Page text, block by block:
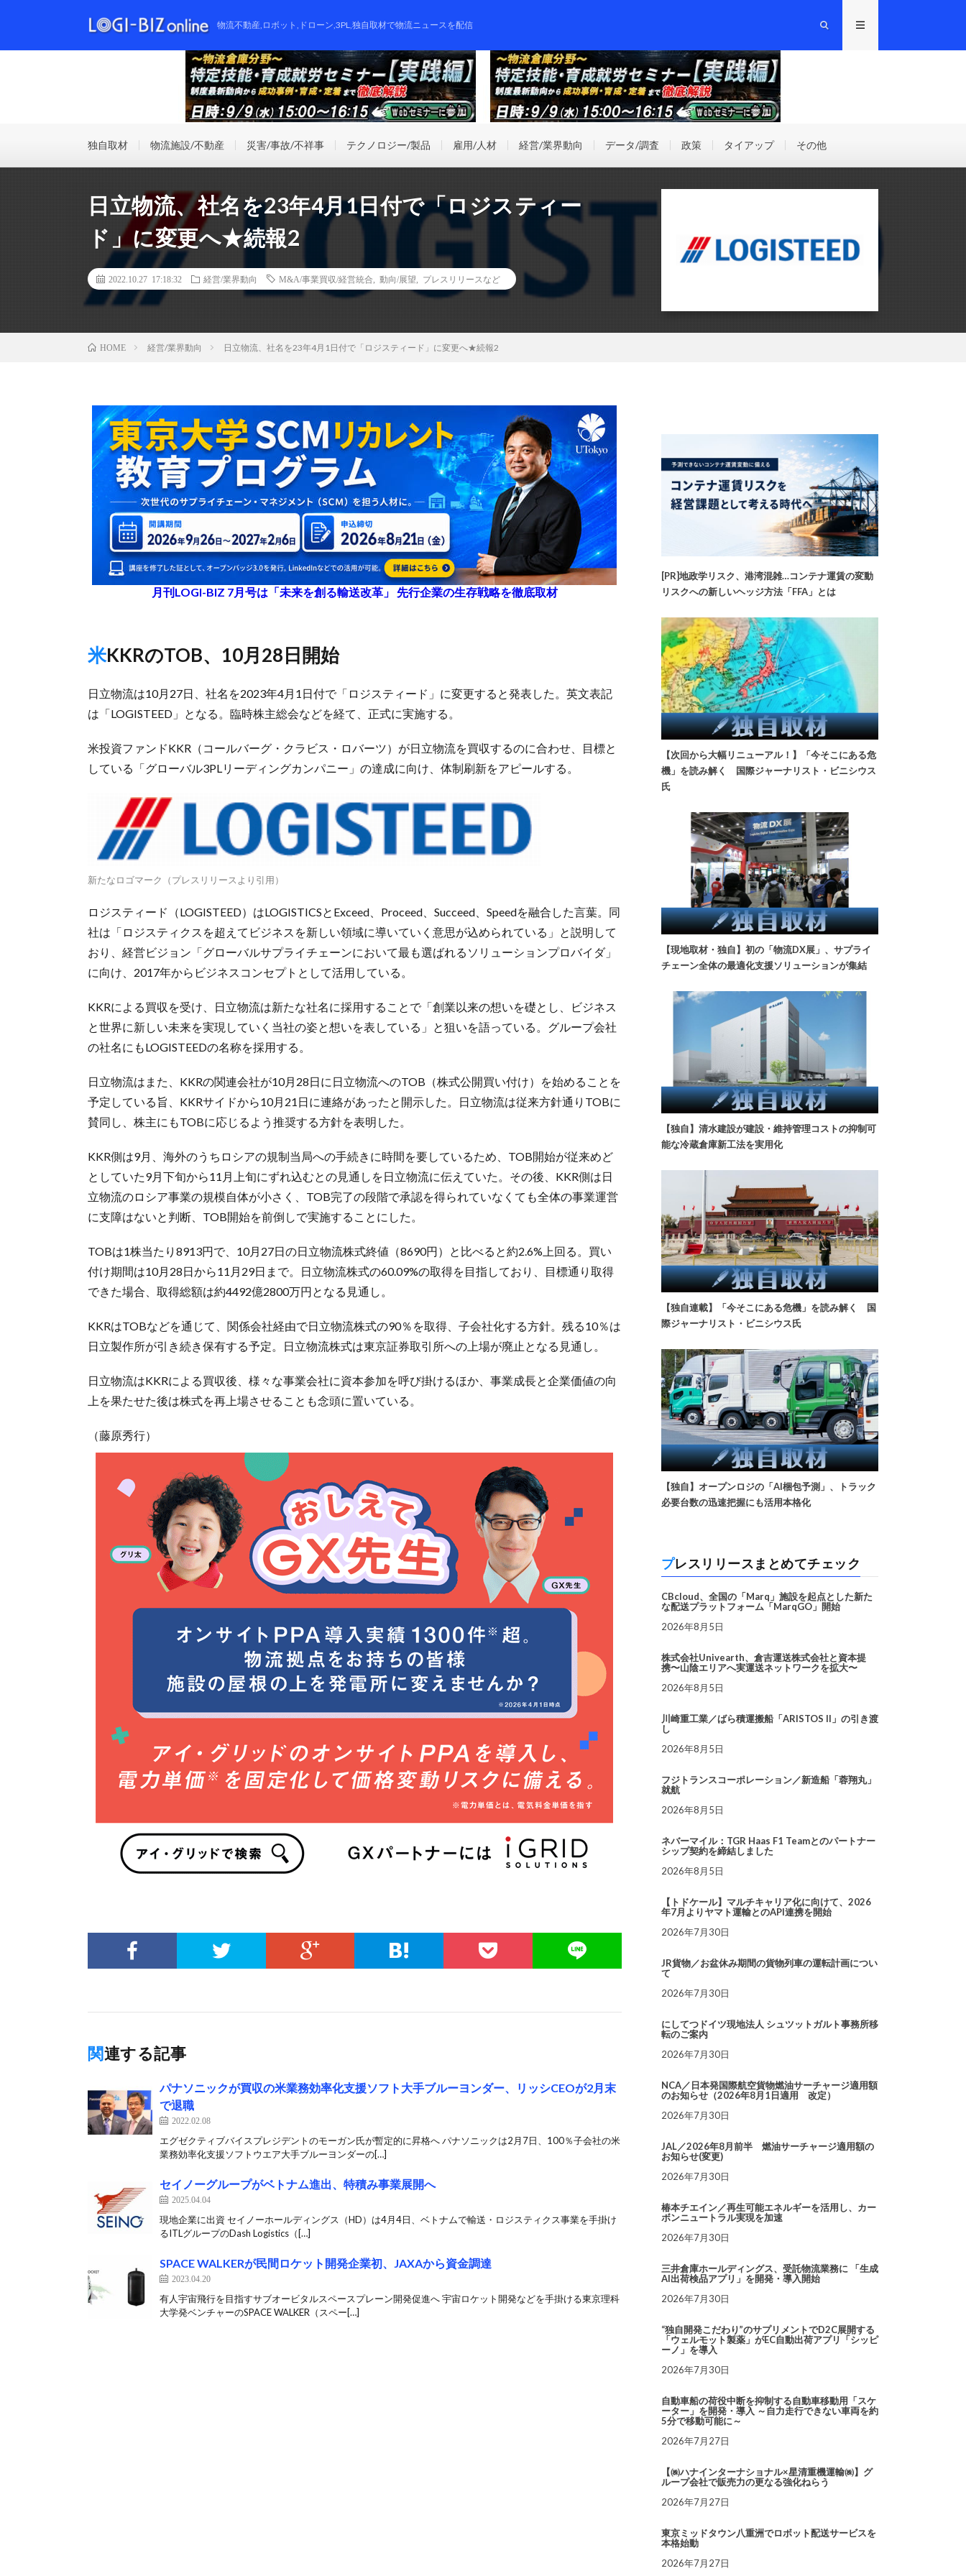
物流不動産,ロボット,ドローン,3PL,独自取材で物流ニュースを配信
独自取材 物流施設/不動産 災害/事故/不祥事 テクノロジー/製品 雇用/人材 経営/業界動向 データ/調査 政策 タイアップ その他
日立物流、社名を23年4月1日付で「ロジスティー
ド」に変更へ★続報2
2022.10.27 17:18:32 経営/業界動向 M&A/事業買収/経営統合 動向/展望 プレスリリースなど
HOME 経営/業界動向 日立物流、社名を23年4月1日付で「ロジスティード」に変更へ★続報2
月刊LOGI-BIZ 7月号は「未来を創る輸送改革」 先行企業の生存戦略を徹底取材
米KKRのTOB、10月28日開始
日立物流は10月27日、社名を2023年4月1日付で「ロジスティード」に変更すると発表した。英文表記
は「LOGISTEED」となる。臨時株主総会などを経て、正式に実施する。
米投資ファンドKKR（コールバーグ・クラビス・ロバーツ）が日立物流を買収するのに合わせ、目標と
している「グローバル3PLリーディングカンパニー」の達成に向け、体制刷新をアピールする。
新たなロゴマーク（プレスリリースより引用）
ロジスティード（LOGISTEED）はLOGISTICSとExceed、Proceed、Succeed、Speedを融合した言葉。同
社は「ロジスティクスを超えてビジネスを新しい領域に導いていく意思が込められている」と説明して
おり、経営ビジョン「グローバルサプライチェーンにおいて最も選ばれるソリューションプロバイダ」
に向け、2017年からビジネスコンセプトとして活用している。
KKRによる買収を受け、日立物流は新たな社名に採用することで「創業以来の想いを礎とし、ビジネス
と世界に新しい未来を実現していく当社の姿と想いを表している」と狙いを語っている。グループ会社
の社名にもLOGISTEEDの名称を採用する。
日立物流はまた、KKRの関連会社が10月28日に日立物流へのTOB（株式公開買い付け）を始めることを
予定している旨、KKRサイドから10月21日に連絡があったと開示した。日立物流は従来方針通りTOBに
賛同し、株主にもTOBに応じるよう推奨する方針を表明した。
KKR側は9月、海外のうちロシアの規制当局への手続きに時間を要しているため、TOB開始が従来めど
としていた9月下旬から11月上旬にずれ込むとの見通しを日立物流に伝えていた。その後、KKR側は日
立物流のロシア事業の規模自体が小さく、TOB完了の段階で承認を得られていなくても全体の事業運営
に支障はないと判断、TOB開始を前倒しで実施することにした。
TOBは1株当たり8913円で、10月27日の日立物流株式終値（8690円）と比べると約2.6%上回る。買い
付け期間は10月28日から11月29日まで。日立物流株式の60.09%の取得を目指しており、目標通り取得
できた場合、取得総額は約4492億2800万円となる見通し。
KKRはTOBなどを通じて、関係会社経由で日立物流株式の90％を取得、子会社化する方針。残る10％は
日立製作所が引き続き保有する予定。日立物流株式は東京証券取引所への上場が廃止となる見通し。
日立物流はKKRによる買収後、様々な事業会社に資本参加を呼び掛けるほか、事業成長と企業価値の向
上を果たせた後は株式を再上場させることも念頭に置いている。
（藤原秀行）
関連する記事
パナソニックが買収の米業務効率化支援ソフト大手ブルーヨンダー、リッシCEOが2月末
で退職
2022.02.08
エグゼクティブバイスプレジデントのモーガン氏が暫定的に昇格へ パナソニックは2月7日、100％子会社の米
業務効率化支援ソフトウエア大手ブルーヨンダーの[…]
セイノーグループがベトナム進出、特積み事業展開へ
2025.04.04
現地企業に出資 セイノーホールディングス（HD）は4月4日、ベトナムで輸送・ロジスティクス事業を手掛け
るITLグループのDash Logistics（[…]
SPACE WALKERが民間ロケット開発企業初、JAXAから資金調達
2023.04.20
有人宇宙飛行を目指すサブオービタルスペースプレーン開発促進へ 宇宙ロケット開発などを手掛ける東京理科
大学発ベンチャーのSPACE WALKER（スペー[…]
[PR]地政学リスク、港湾混雑…コンテナ運賃の変動
リスクへの新しいヘッジ方法「FFA」とは
【次回から大幅リニューアル！】「今そこにある危
機」を読み解く 国際ジャーナリスト・ビニシウス
氏
【現地取材・独自】初の「物流DX展」、サプライ
チェーン全体の最適化支援ソリューションが集結
【独自】清水建設が建設・維持管理コストの抑制可
能な冷蔵倉庫新工法を実用化
【独自連載】「今そこにある危機」を読み解く 国
際ジャーナリスト・ビニシウス氏
【独自】オープンロジの「AI梱包予測」、トラック
必要台数の迅速把握にも活用本格化
プレスリリースまとめてチェック
CBcloud、全国の「Marq」施設を起点とした新た
な配送プラットフォーム「MarqGO」開始
2026年8月5日
株式会社Univearth、倉吉運送株式会社と資本提
携〜山陰エリアへ実運送ネットワークを拡大〜
2026年8月5日
川崎重工業／ばら積運搬船「ARISTOS II」の引き渡
し
2026年8月5日
フジトランスコーポレーション／新造船「蓉翔丸」
就航
2026年8月5日
ネバーマイル：TGR Haas F1 Teamとのパートナー
シップ契約を締結しました
2026年8月5日
【トドケール】マルチキャリア化に向けて、2026
年7月よりヤマト運輸とのAPI連携を開始
2026年7月30日
JR貨物／お盆休み期間の貨物列車の運転計画につい
て
2026年7月30日
にしてつドイツ現地法人 シュツットガルト事務所移
転のご案内
2026年7月30日
NCA／日本発国際航空貨物燃油サーチャージ適用額
のお知らせ（2026年8月1日適用 改定）
2026年7月30日
JAL／2026年8月前半 燃油サーチャージ適用額の
お知らせ(変更)
2026年7月30日
椿本チエイン／再生可能エネルギーを活用し、カー
ボンニュートラル実現を加速
2026年7月30日
三井倉庫ホールディングス、受託物流業務に 「生成
AI出荷検品アプリ」を開発・導入開始
2026年7月30日
“独自開発こだわり”のサプリメントでD2C展開する
「ウェルモット製薬」がEC自動出荷アプリ「シッピ
ーノ」を導入
2026年7月30日
自動車船の荷役中断を抑制する自動車移動用「スケ
ーター」を開発・導入 ～自力走行できない車両を約
5分で移動可能に～
2026年7月27日
【㈱ハナインターナショナル×星清重機運輸㈱】グ
ループ会社で販売力の更なる強化ねらう
2026年7月27日
東京ミッドタウン八重洲でロボット配送サービスを
本格始動
2026年7月27日